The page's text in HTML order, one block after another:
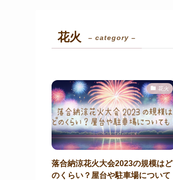
花火 – category –
花火
落合納涼花火大会2023の規模はど
のくらい？屋台や駐車場について